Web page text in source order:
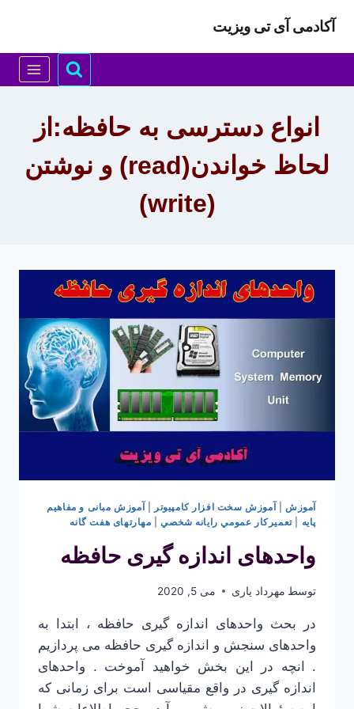
محتوا
آکادمی آی تی ویزیت
انواع دسترسی به حافظه:از
لحاظ خواندن(read) و نوشتن
(write)
آموزش| آموزش سخت افزار کامپیوتر
آموزش مبانی و مفاهیم
پایه |تعميركار عمومي رايانه شخصي| مهارتهای هفت گانه
واحدهای اندازه گیری حافظه
توسط مهرداد یاری می 5, 2020
در بحث واحدهای اندازه گیری حافظه ، ابتدا به
واحدهای سنجش و اندازه گیری حافظه می پردازیم
. انچه در این بخش خواهید آموخت . واحدهای
اندازه گیری در واقع مقیاسی است برای زمانی که